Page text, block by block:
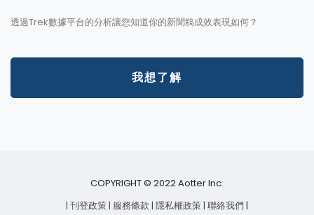
透過Trek數據平台的分析讓您知道你的新聞稿成效表現如何？
我想了解
COPYRIGHT © 2022 Aotter Inc.
| 刊登政策| 服務條款 | 隱私權政策| 聯絡我們 |